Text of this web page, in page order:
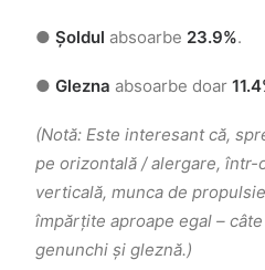
● Șoldul absoarbe 23.9%.
● Glezna absoarbe doar
(Notă: Este interesant că,
pe orizontală / alergare, într-
verticală, munca de
împărțite aproape egal –
genunchi și gleznă.)